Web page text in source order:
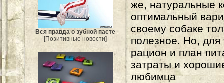
Вся правда о зубной пасте
[Позитивные новости]
же, натуральные
оптимальный
своему собаке
полезное. Но, для
рацион и план
затраты и
любимца